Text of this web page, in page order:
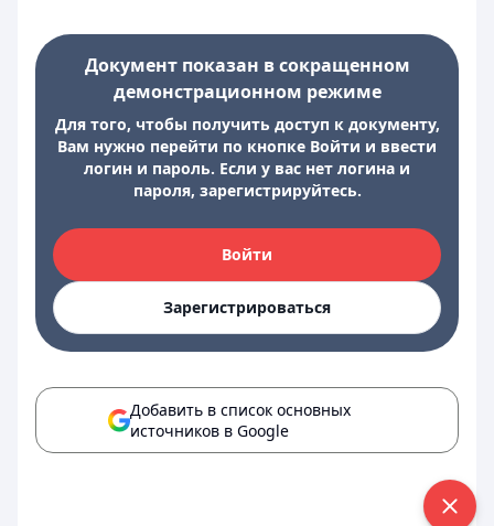
Документ показан в сокращенном
демонстрационном режиме
Для того, чтобы получить доступ к документу,
Вам нужно перейти по кнопке Войти и ввести
логин и пароль. Если у вас нет логина и
пароля, зарегистрируйтесь.
Войти
Зарегистрироваться
Добавить в список основных
источников в Google